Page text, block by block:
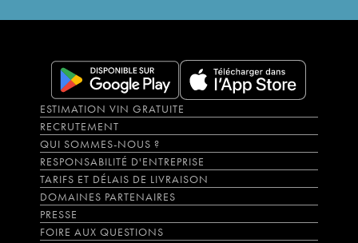
ESTIMATION VIN GRATUITE
RECRUTEMENT
QUI SOMMES-NOUS ?
RESPONSABILITÉ D'ENTREPRISE
TARIFS ET DÉLAIS DE LIVRAISON
DOMAINES PARTENAIRES
PRESSE
FOIRE AUX QUESTIONS